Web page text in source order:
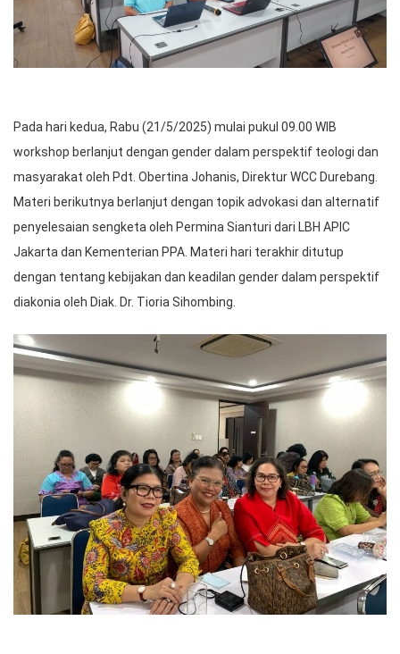
Pada hari kedua, Rabu (21/5/2025) mulai pukul 09.00 WIB
workshop berlanjut dengan gender dalam perspektif teologi dan
masyarakat oleh Pdt. Obertina Johanis, Direktur WCC Durebang.
Materi berikutnya berlanjut dengan topik advokasi dan alternatif
penyelesaian sengketa oleh Permina Sianturi dari LBH APIC
Jakarta dan Kementerian PPA. Materi hari terakhir ditutup
dengan tentang kebijakan dan keadilan gender dalam perspektif
diakonia oleh Diak. Dr. Tioria Sihombing.